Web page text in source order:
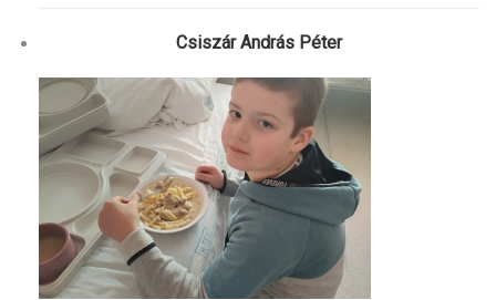
Csiszár András Péter